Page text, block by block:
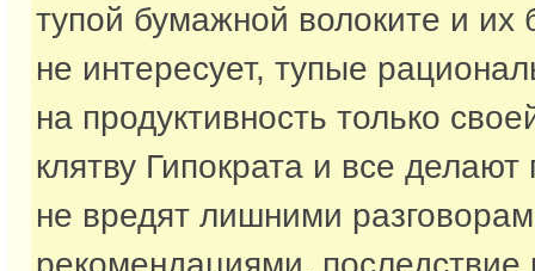
тупой бумажной волоките и их
не интересует, тупые
на продуктивность только
клятву Гипократа и все делают
не вредят лишними